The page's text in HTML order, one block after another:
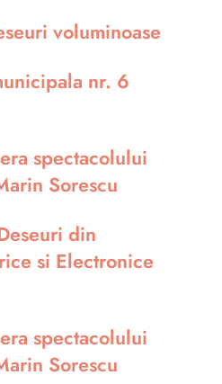
voluminoase
nr. 6
spectacolului
Sorescu
din
si Electronice
spectacolului
Sorescu